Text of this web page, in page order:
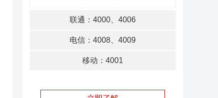
联通：4000、4006
电信：4008、4009
移动：4001